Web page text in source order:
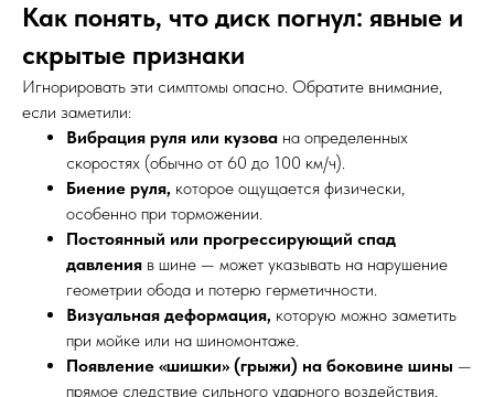
Как понять, что диск погнул: явные и
скрытые признаки
Игнорировать эти симптомы опасно. Обратите внимание,
если заметили:
Вибрация руля или кузова на определенных
скоростях (обычно от 60 до 100 км/ч).
Биение руля, которое ощущается физически,
особенно при торможении.
Постоянный или прогрессирующий спад
давления в шине — может указывать на нарушение
геометрии обода и потерю герметичности.
Визуальная деформация, которую можно заметить
при мойке или на шиномонтаже.
Появление «шишки» (грыжи) на боковине шины —
прямое следствие сильного ударного воздействия,